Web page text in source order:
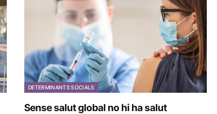
DETERMINANTS SOCIALS
Sense salut global no hi ha salut